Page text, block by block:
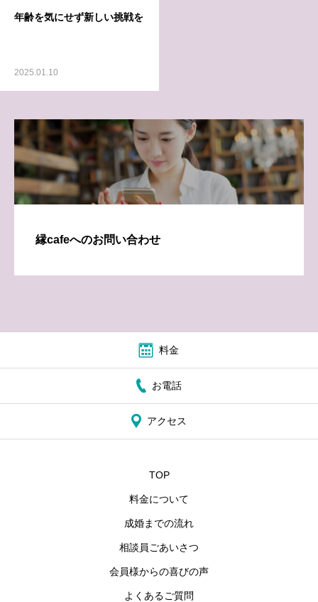
年齢を気にせず新しい挑戦を
2025.01.10
縁cafeへのお問い合わせ
料金
お電話
アクセス
TOP
料金について
成婚までの流れ
相談員ごあいさつ
会員様からの喜びの声
よくあるご質問